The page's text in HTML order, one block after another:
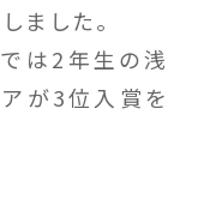
ました。
は2年生の浅
が3位入賞を